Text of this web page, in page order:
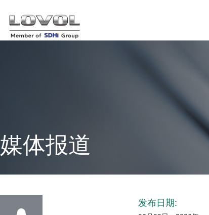
媒体报道
发布日期: